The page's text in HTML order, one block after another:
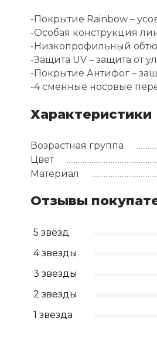
-Покрытие Rainbow –
-Особая конструкция
-Низкопрофильный
-Защита UV – защита от
-Покрытие Антифог –
-4 сменные носовые
Характеристики
Возрастная группа
Цвет
Материал
Отзывы
5 звёзд
4 звезды
3 звезды
2 звезды
1 звезда